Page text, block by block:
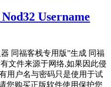
Username
同福客栈专用版”生成 同福
文件来源于网络,如果因此侵
用户名与密码只是使用于试
您购买正版软件使用保护您